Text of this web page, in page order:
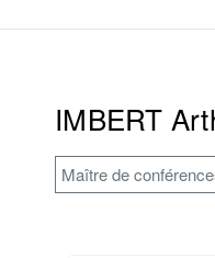
IMBERT
Maître de